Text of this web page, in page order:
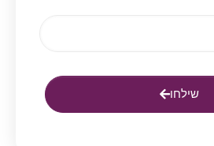
שילחו